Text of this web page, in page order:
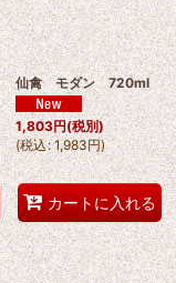
仙禽 モダン 720ml
1,803円(税別)
(税込: 1,983円)
カートに入れる